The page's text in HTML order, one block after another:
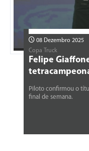
08 Dezembro 2025
Copa Truck
Felipe
Piloto confirmou o
final de semana.